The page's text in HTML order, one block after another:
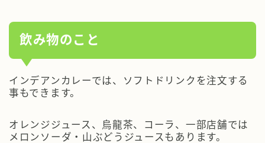
飲み物のこと
インデアンカレーでは、ソフトドリンクを注文する
事もできます。
オレンジジュース、烏龍茶、コーラ、一部店舗では
メロンソーダ・山ぶどうジュースもあります。